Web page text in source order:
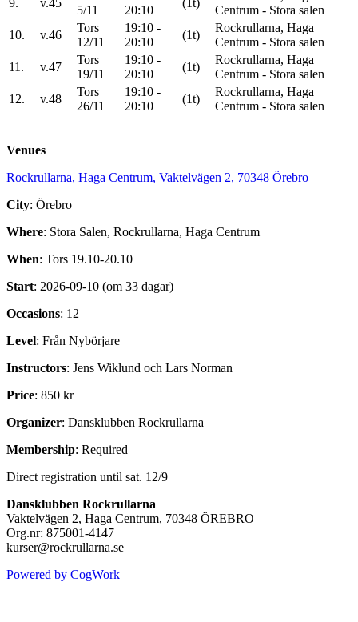
5/11
20:10
Centrum - Stora salen
10.
v.46
Tors
12/11
19:10 -
20:10
(1t)
Rockrullarna, Haga
Centrum - Stora salen
11.
v.47
Tors
19/11
19:10 -
20:10
(1t)
Rockrullarna, Haga
Centrum - Stora salen
12.
v.48
Tors
26/11
19:10 -
20:10
(1t)
Rockrullarna, Haga
Centrum - Stora salen
Venues
Rockrullarna, Haga Centrum, Vaktelvägen 2, 70348 Örebro
City: Örebro
Where: Stora Salen, Rockrullarna, Haga Centrum
When: Tors 19.10-20.10
Start: 2026-09-10 (om 33 dagar)
Occasions: 12
Level: Från Nybörjare
Instructors: Jens Wiklund och Lars Norman
Price: 850 kr
Organizer: Dansklubben Rockrullarna
Membership: Required
Direct registration until sat. 12/9
Dansklubben Rockrullarna
Vaktelvägen 2, Haga Centrum, 70348 ÖREBRO
Org.nr: 875001-4147
kurser@rockrullarna.se
Powered by CogWork